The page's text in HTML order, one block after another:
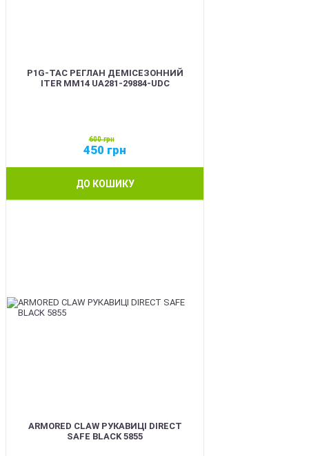
P1G-TAC РЕГЛАН ДЕМІСЕЗОННИЙ
ITER ММ14 UA281-29884-UDC
600грн
450 грн
ДО КОШИКУ
ARMORED CLAW РУКАВИЦІ DIRECT
SAFE BLACK 5855